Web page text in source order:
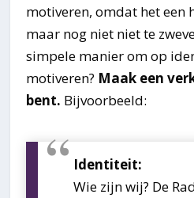
motiveren, omdat het een
maar nog niet niet te
simpele manier om op
motiveren? Maak een
bent. Bijvoorbeeld:
Identiteit:
Wie zijn wij? De